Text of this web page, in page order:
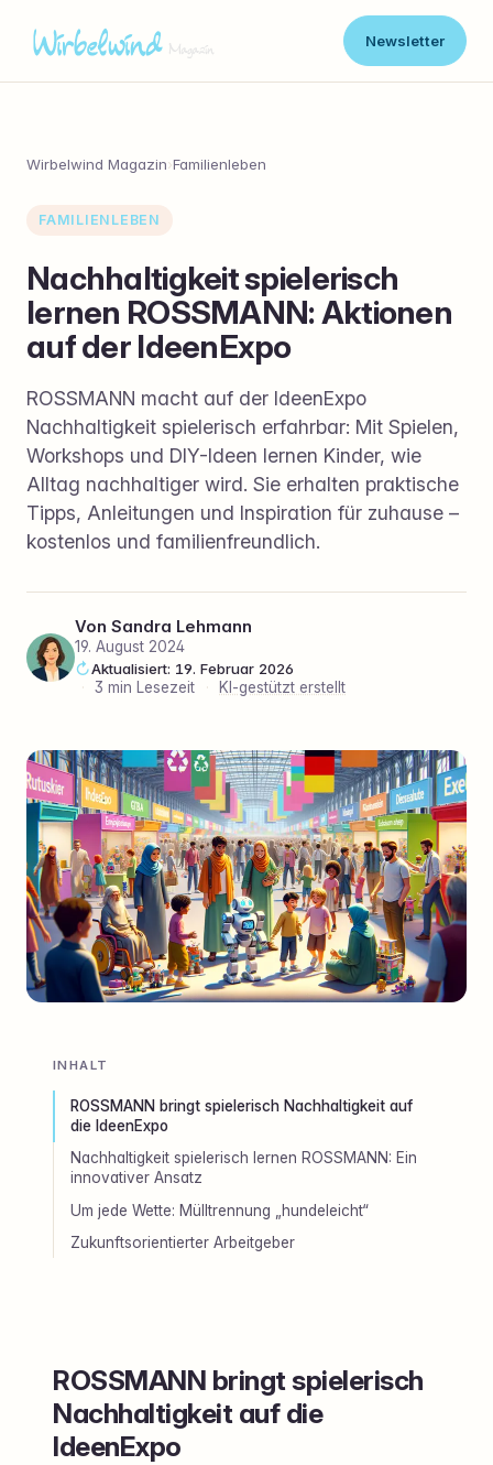
Newsletter
Wirbelwind Magazin›Familienleben
FAMILIENLEBEN
Nachhaltigkeit spielerisch
lernen ROSSMANN: Aktionen
auf der IdeenExpo
ROSSMANN macht auf der IdeenExpo
Nachhaltigkeit spielerisch erfahrbar: Mit Spielen,
Workshops und DIY-Ideen lernen Kinder, wie
Alltag nachhaltiger wird. Sie erhalten praktische
Tipps, Anleitungen und Inspiration für zuhause –
kostenlos und familienfreundlich.
Von Sandra Lehmann
19. August 2024
Aktualisiert: 19. Februar 2026
·
3 min Lesezeit · KI-gestützt erstellt
INHALT
ROSSMANN bringt spielerisch Nachhaltigkeit auf
die IdeenExpo
Nachhaltigkeit spielerisch lernen ROSSMANN: Ein
innovativer Ansatz
Um jede Wette: Mülltrennung „hundeleicht“
Zukunftsorientierter Arbeitgeber
ROSSMANN bringt spielerisch
Nachhaltigkeit auf die
IdeenExpo